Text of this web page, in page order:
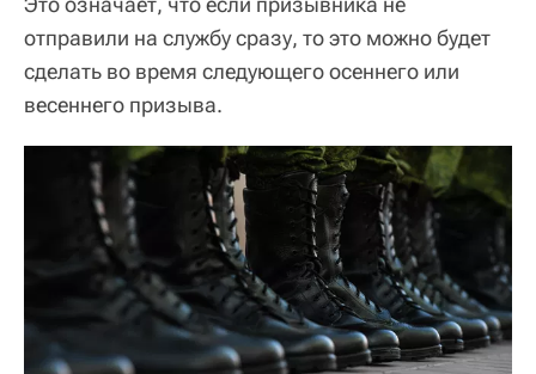
отправили на службу сразу, то это можно будет
сделать во время следующего осеннего или
весеннего призыва.